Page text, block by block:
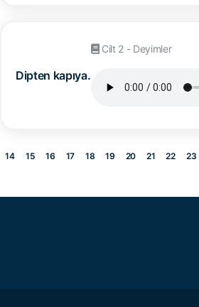
Dipten kapıya.
Cilt 2 - Deyimler
14 15 16 17 18 19 20 21 22 23